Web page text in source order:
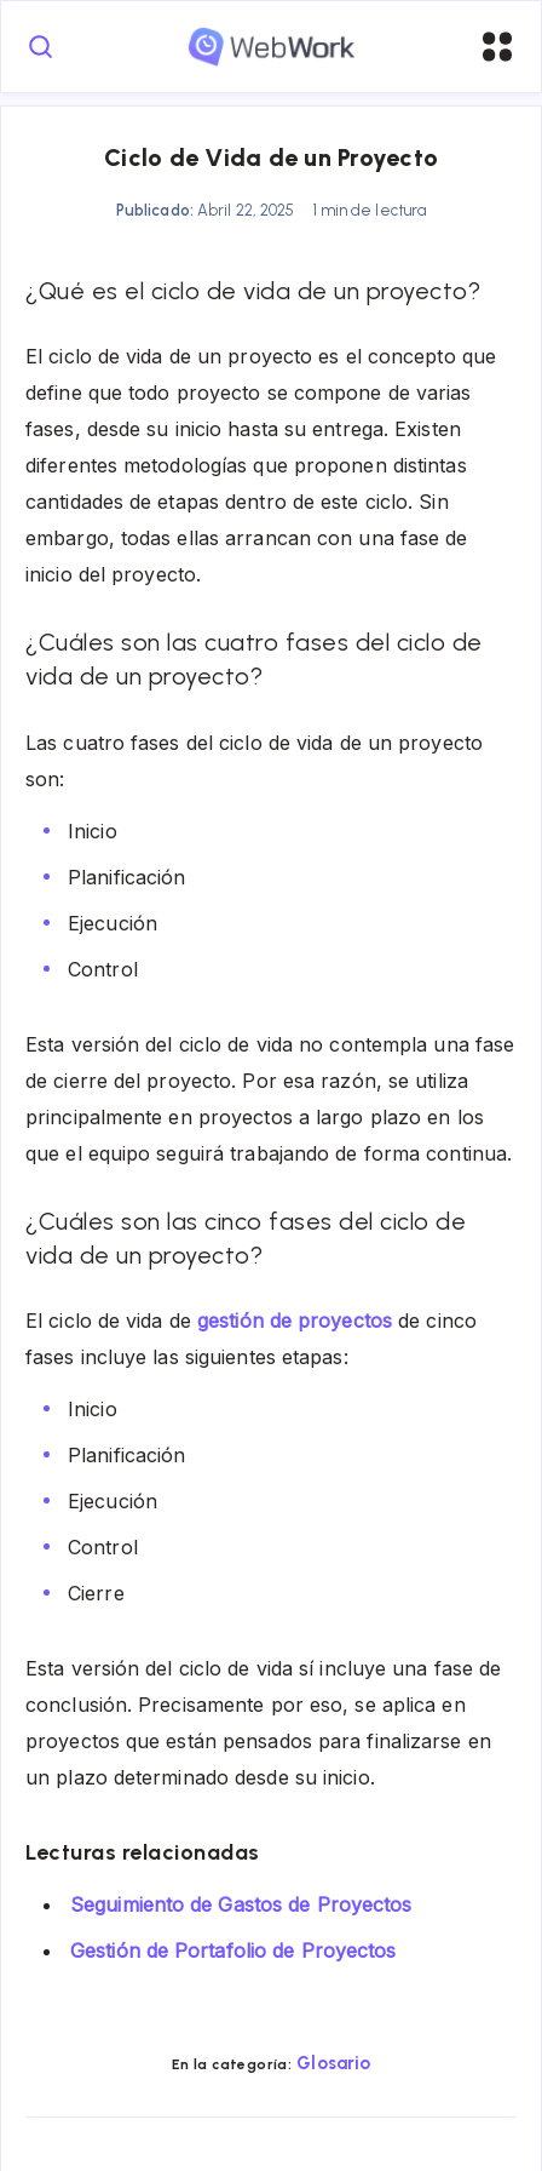
Ciclo de Vida de un Proyecto
Publicado: Abril 22, 2025 1 min de lectura
¿Qué es el ciclo de vida de un proyecto?
El ciclo de vida de un proyecto es el concepto que
define que todo proyecto se compone de varias
fases, desde su inicio hasta su entrega. Existen
diferentes metodologías que proponen distintas
cantidades de etapas dentro de este ciclo. Sin
embargo, todas ellas arrancan con una fase de
inicio del proyecto.
¿Cuáles son las cuatro fases del ciclo de
vida de un proyecto?
Las cuatro fases del ciclo de vida de un proyecto
son:
Inicio
Planificación
Ejecución
Control
Esta versión del ciclo de vida no contempla una fase
de cierre del proyecto. Por esa razón, se utiliza
principalmente en proyectos a largo plazo en los
que el equipo seguirá trabajando de forma continua.
¿Cuáles son las cinco fases del ciclo de
vida de un proyecto?
El ciclo de vida de gestión de proyectos de cinco
fases incluye las siguientes etapas:
Inicio
Planificación
Ejecución
Control
Cierre
Esta versión del ciclo de vida sí incluye una fase de
conclusión. Precisamente por eso, se aplica en
proyectos que están pensados para finalizarse en
un plazo determinado desde su inicio.
Lecturas relacionadas
Seguimiento de Gastos de Proyectos
Gestión de Portafolio de Proyectos
En la categoría: Glosario